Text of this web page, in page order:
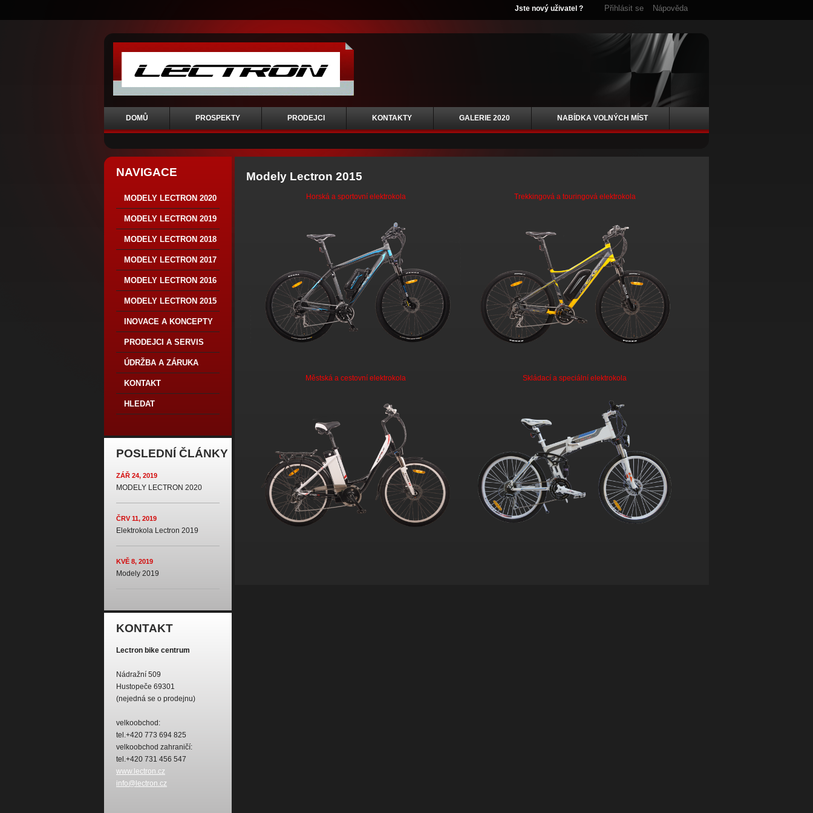
Jste nový uživatel ? Přihlásit se Nápověda
DOMŮ PROSPEKTY PRODEJCI KONTAKTY GALERIE 2020 NABÍDKA VOLNÝCH MÍST
NAVIGACE
MODELY LECTRON 2020
MODELY LECTRON 2019
MODELY LECTRON 2018
MODELY LECTRON 2017
MODELY LECTRON 2016
MODELY LECTRON 2015
INOVACE A KONCEPTY
PRODEJCI A SERVIS
ÚDRŽBA A ZÁRUKA
KONTAKT
HLEDAT
POSLEDNÍ ČLÁNKY
ZÁŘ 24, 2019
MODELY LECTRON 2020
ČRV 11, 2019
Elektrokola Lectron 2019
KVĚ 8, 2019
Modely 2019
KONTAKT
Lectron bike centrum
Nádražní 509
Hustopeče 69301
(nejedná se o prodejnu)
velkoobchod:
tel.+420 773 694 825
velkoobchod zahraničí:
tel.+420 731 456 547
www.lectron.cz
info@lectron.cz
Modely Lectron 2015
Horská a sportovní elektrokola Trekkingová a touringová elektrokola
Městská a cestovní elektrokola Skládací a speciální elektrokola